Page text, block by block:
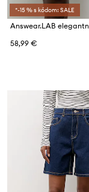
*-15 % s kódom: SALE
58,99 €